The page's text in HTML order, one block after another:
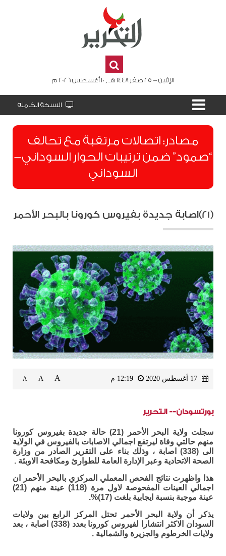
الإثنين - 25 صفر 1448 هـ , 10 أغسطس 2026 م
النسخة الكاملة
مصادر: اتصالات مرتقبة مع تحالف
“صمود” ضمن ترتيبات الحوار السوداني-
السوداني
(21)اصابة جديدة بفيروس كورونا بالبحر الأحمر
A
A
A
بورتسودان-- التحرير
سجلت ولاية البحر الأحمر (21) حالة جديدة بفيروس كورونا
منهم حالتي وفاة ليرتفع اجمالي الاصابات بالفيروس في الولاية
الى (338) اصابة ، وذلك بناء على التقرير الصادر من وزارة
الصحة الاتحادية وعبر الإدارة العامة للطوارئ ومكافحة الاوبئة .
هذا واظهرت نتائج الفحص المعملي المركزي بالبحر الأحمر ان
اجمالي العينات المفحوصة لاول مرة (118) عينة منهم (21)
عينة موجبة بنسبة ايجابية بلغت (17)%.
يذكر أن ولاية البحر الأحمر تحتل المركز الرابع بين ولايات
السودان الاكثر انتشارا لفيروس كورونا بعدد (338) اصابة ، بعد
ولايات الخرطوم والجزيرة والشمالية .